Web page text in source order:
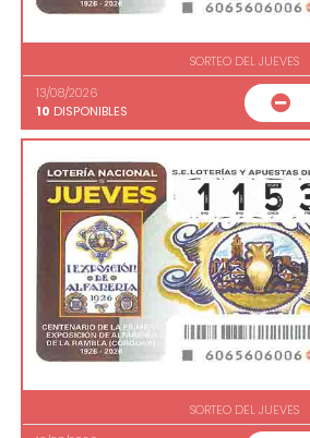
SORTEO DEL JUEVES
13/08/2026
10 DISPONIBLES
SORTEO DEL JUEVES